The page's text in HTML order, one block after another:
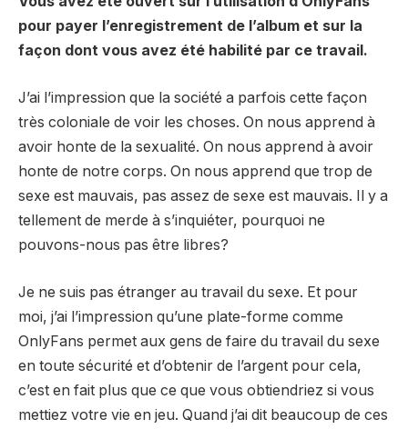
pour payer l’enregistrement de l’album et sur la
façon dont vous avez été habilité par ce travail.
J’ai l’impression que la société a parfois cette façon
très coloniale de voir les choses. On nous apprend à
avoir honte de la sexualité. On nous apprend à avoir
honte de notre corps. On nous apprend que trop de
sexe est mauvais, pas assez de sexe est mauvais. Il y a
tellement de merde à s’inquiéter, pourquoi ne
pouvons-nous pas être libres?
Je ne suis pas étranger au travail du sexe. Et pour
moi, j’ai l’impression qu’une plate-forme comme
OnlyFans permet aux gens de faire du travail du sexe
en toute sécurité et d’obtenir de l’argent pour cela,
c’est en fait plus que ce que vous obtiendriez si vous
mettiez votre vie en jeu. Quand j’ai dit beaucoup de ces